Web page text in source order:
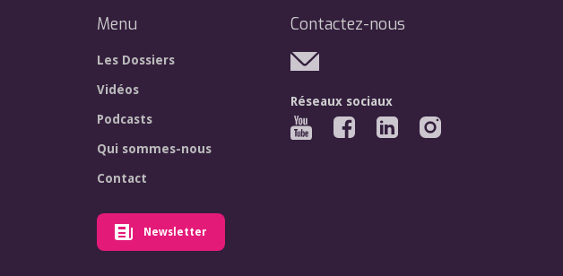
Menu
Les Dossiers
Vidéos
Podcasts
Qui sommes-nous
Contact
Newsletter
Contactez-nous
Réseaux sociaux